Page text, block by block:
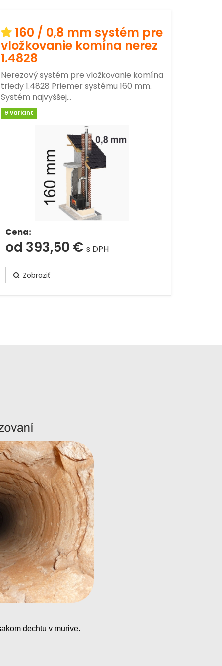
160 / 0,8 mm systém pre
vložkovanie komína nerez
1.4828
Nerezový systém pre vložkovanie komína
triedy 1.4828 Priemer systému 160 mm.
Systém najvyššej…
9 variant
Cena:
od 393,50 € s DPH
Zobraziť
dechtu v murive.